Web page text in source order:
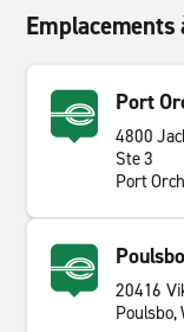
Port
4800
Ste 3
Port
Poulsbo
20416
Poulsbo,